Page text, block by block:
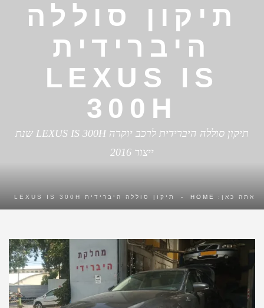
תיקון סוללה
היברידית
LEXUS IS
300H
תיקון סוללה היברידית לרכב יוקרה LEXUS IS 300H שנת
ייצור 2016
אתה כאן: HOME
- תיקון סוללה היברידית LEXUS IS 300H